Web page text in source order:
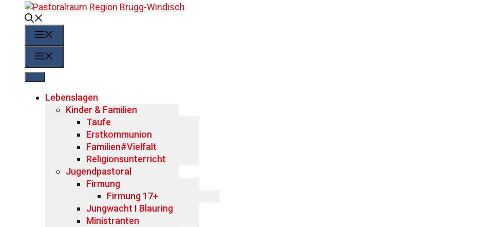
Lebenslagen
Kinder & Familien
Taufe
Erstkommunion
Familien#Vielfalt
Religionsunterricht
Jugendpastoral
Firmung
Firmung 17+
Jungwacht I Blauring
Ministranten